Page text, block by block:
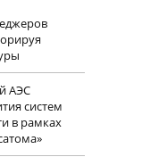
АЭС
систем
в рамках